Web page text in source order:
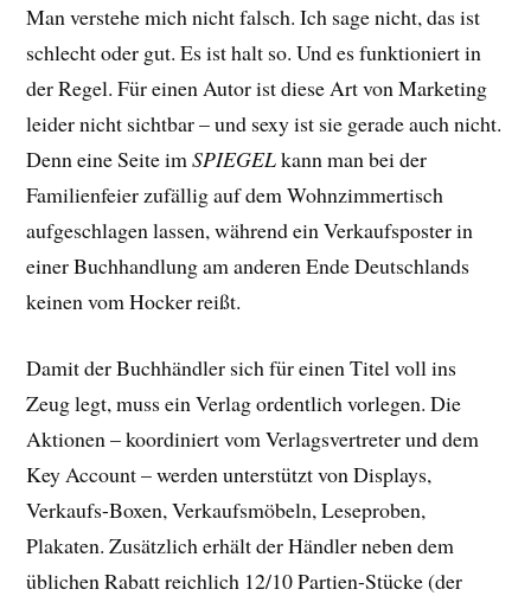
Man verstehe mich nicht falsch. Ich sage nicht, das ist
schlecht oder gut. Es ist halt so. Und es funktioniert in
der Regel. Für einen Autor ist diese Art von Marketing
leider nicht sichtbar – und sexy ist sie gerade auch nicht.
Denn eine Seite imSPIEGELkann man bei der
Familienfeier zufällig auf dem Wohnzimmertisch
aufgeschlagen lassen, während ein Verkaufsposter in
einer Buchhandlung am anderen Ende Deutschlands
keinen vom Hocker reißt.
Damit der Buchhändler sich für einen Titel voll ins
Zeug legt, muss ein Verlag ordentlich vorlegen. Die
Aktionen – koordiniert vom Verlagsvertreter und dem
Key Account – werden unterstützt von Displays,
Verkaufs-Boxen, Verkaufsmöbeln, Leseproben,
Plakaten. Zusätzlich erhält der Händler neben dem
üblichen Rabatt reichlich 12/10 Partien-Stücke (der